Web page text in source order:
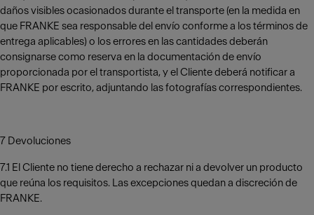
daños visibles ocasionados durante el transporte (en la medida en
que FRANKE sea responsable del envío conforme a los términos de
entrega aplicables) o los errores en las cantidades deberán
consignarse como reserva en la documentación de envío
proporcionada por el transportista, y el Cliente deberá notificar a
FRANKE por escrito, adjuntando las fotografías correspondientes.
7 Devoluciones
7.1 El Cliente no tiene derecho a rechazar ni a devolver un producto
que reúna los requisitos. Las excepciones quedan a discreción de
FRANKE.